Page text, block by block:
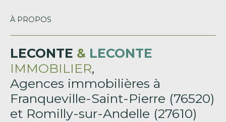
À PROPOS
LECONTE & LECONTE
IMMOBILIER,
Agences immobilières à
Franqueville-Saint-Pierre (76520)
et Romilly-sur-Andelle (27610)